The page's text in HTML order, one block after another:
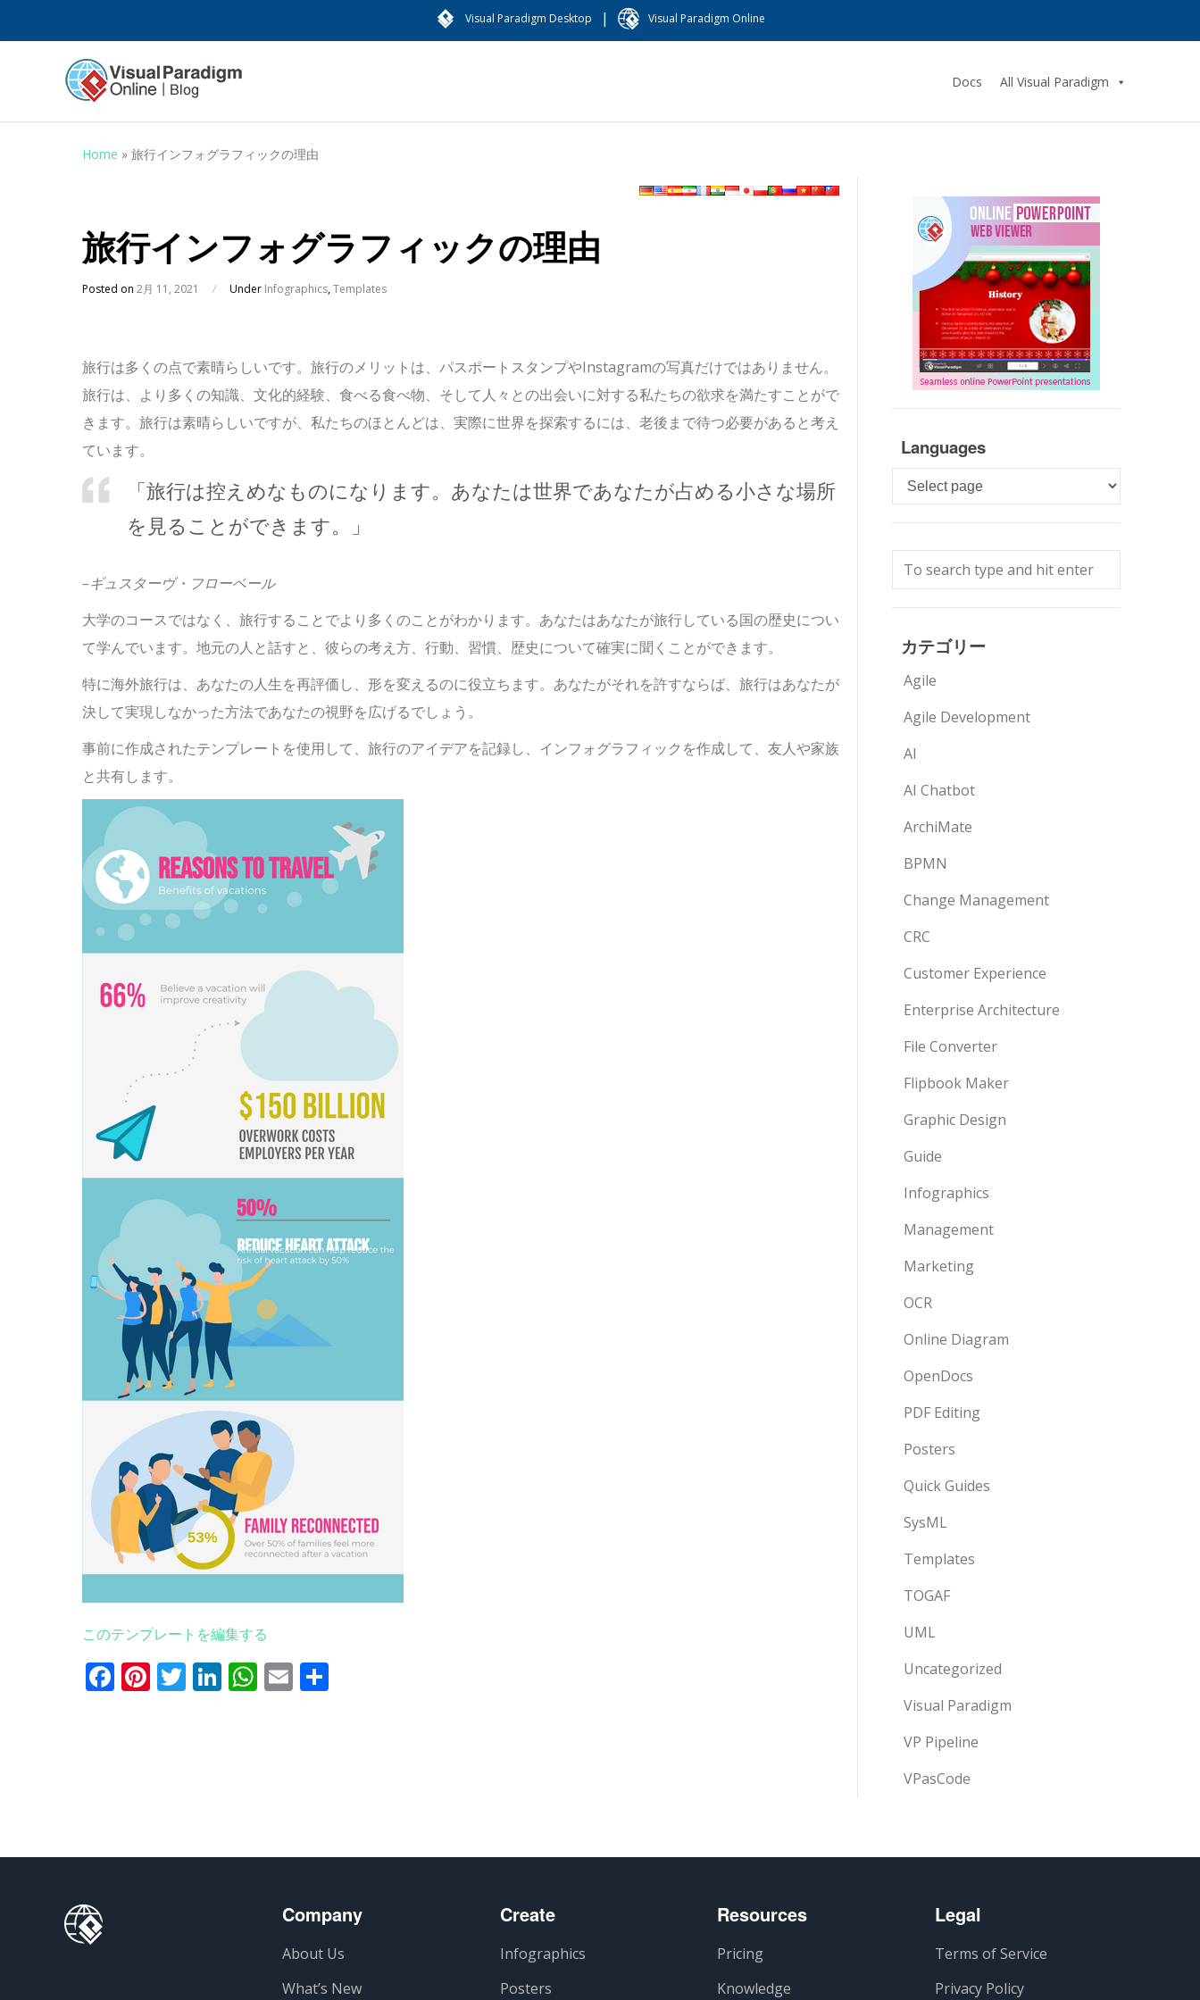
Visual Paradigm Desktop | Visual Paradigm Online
Docs All Visual Paradigm
Home » 旅行インフォグラフィックの理由
旅行インフォグラフィックの理由
Posted on 2月 11, 2021 / Under Infographics,Templates
旅行は多くの点で素晴​​らしいです。旅行のメリットは、パスポートスタンプやInstagramの写真だけではありません。
旅行は、より多くの知識、文化的経験、食べる食べ物、そして人々との出会いに対する私たちの欲求を満たすことがで
きます。旅行は素晴らしいですが、私たちのほとんどは、実際に世界を探索するには、老後まで待つ必要があると考え
ています。
「旅行は控えめなものになります。あなたは世界であなたが占める小さな場所
を見ることができます。」
–ギュスターヴ・フローベール
大学のコースではなく、旅行することでより多くのことがわかります。あなたはあなたが旅行している国の歴史につい
て学んでいます。地元の人と話すと、彼らの考え方、行動、習慣、歴史について確実に聞くことができます。
特に海外旅行は、あなたの人生を再評価し、形を変えるのに役立ちます。あなたがそれを許すならば、旅行はあなたが
決して実現しなかった方法であなたの視野を広げるでしょう。
事前に作成されたテンプレートを使用して、旅行のアイデアを記録し、インフォグラフィックを作成して、友​​人や家族
と共有します。
このテンプレートを編集する
Facebook
Pinterest
Twitter
LinkedIn
WhatsApp
Email
Languages
Languages
カテゴリー
Agile
Agile Development
AI
AI Chatbot
ArchiMate
BPMN
Change Management
CRC
Customer Experience
Enterprise Architecture
File Converter
Flipbook Maker
Graphic Design
Guide
Infographics
Management
Marketing
OCR
Online Diagram
OpenDocs
PDF Editing
Posters
Quick Guides
SysML
Templates
TOGAF
UML
Uncategorized
Visual Paradigm
VP Pipeline
VPasCode
Company
About Us
What’s New
Create
Infographics
Posters
Resources
Pricing
Knowledge
Legal
Terms of Service
Privacy Policy